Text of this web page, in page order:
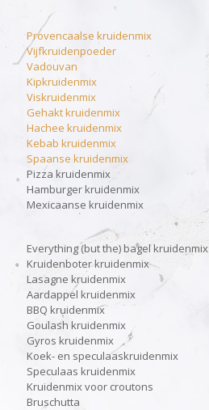
Provencaalse kruidenmix
Vijfkruidenpoeder
Vadouvan
Kipkruidenmix
Viskruidenmix
Gehakt kruidenmix
Hachee kruidenmix
Kebab kruidenmix
Spaanse kruidenmix
Pizza kruidenmix
Hamburger kruidenmix
Mexicaanse kruidenmix
Everything (but the) bagel kruidenmix
Kruidenboter kruidenmix
Lasagne kruidenmix
Aardappel kruidenmix
BBQ kruidenmix
Goulash kruidenmix
Gyros kruidenmix
Koek- en speculaaskruidenmix
Speculaas kruidenmix
Kruidenmix voor croutons
Bruschutta